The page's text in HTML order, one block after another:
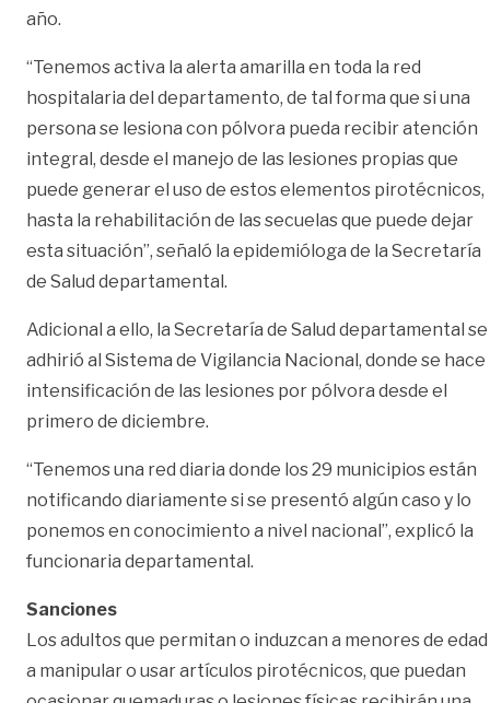
año.
“Tenemos activa la alerta amarilla en toda la red
hospitalaria del departamento, de tal forma que si una
persona se lesiona con pólvora pueda recibir atención
integral, desde el manejo de las lesiones propias que
puede generar el uso de estos elementos pirotécnicos,
hasta la rehabilitación de las secuelas que puede dejar
esta situación”, señaló la epidemióloga de la Secretaría
de Salud departamental.
Adicional a ello, la Secretaría de Salud departamental se
adhirió al Sistema de Vigilancia Nacional, donde se hace
intensificación de las lesiones por pólvora desde el
primero de diciembre.
“Tenemos una red diaria donde los 29 municipios están
notificando diariamente si se presentó algún caso y lo
ponemos en conocimiento a nivel nacional”, explicó la
funcionaria departamental.
Sanciones
Los adultos que permitan o induzcan a menores de edad
a manipular o usar artículos pirotécnicos, que puedan